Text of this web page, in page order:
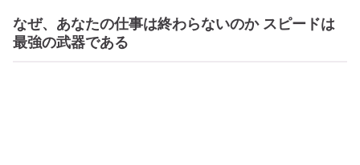
なぜ、あなたの仕事は終わらないのか スピードは
最強の武器である